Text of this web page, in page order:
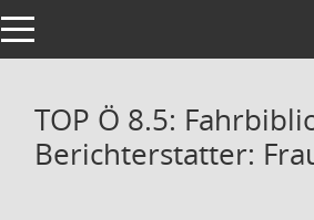
Toggle navigation
TOP Ö 8.5:
Berichterstatter: